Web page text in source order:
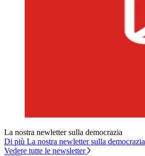
La nostra newletter sulla democrazia
Di più La nostra newletter sulla democrazia
Vedere tutte le newsletter